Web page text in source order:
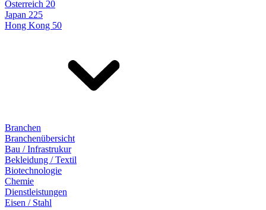
Österreich 20
Japan 225
Hong Kong 50
Branchen
Branchenübersicht
Bau / Infrastrukur
Bekleidung / Textil
Biotechnologie
Chemie
Dienstleistungen
Eisen / Stahl